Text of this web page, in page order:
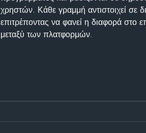
χρηστών. Κάθε γραμμή αντιστοιχεί σε
επιτρέποντας να φανεί η διαφορά στο
μεταξύ των πλατφορμών.